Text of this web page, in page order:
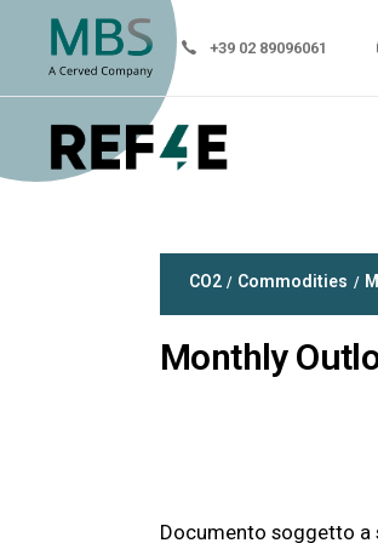
+39 02 89096061
CO2 Commodities
Monthly
Documento soggetto